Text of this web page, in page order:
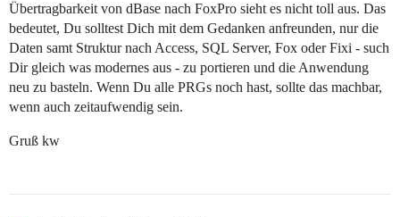
Übertragbarkeit von dBase nach FoxPro sieht es nicht toll aus. Das
bedeutet, Du solltest Dich mit dem Gedanken anfreunden, nur die
Daten samt Struktur nach Access, SQL Server, Fox oder Fixi - such
Dir gleich was modernes aus - zu portieren und die Anwendung
neu zu basteln. Wenn Du alle PRGs noch hast, sollte das machbar,
wenn auch zeitaufwendig sein.
Gruß kw